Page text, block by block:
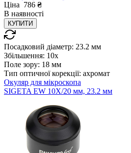
Ціна 786 ₴
В наявності
КУПИТИ
Посадковий діаметр: 23.2 мм
Збільшення: 10x
Поле зору: 18 мм
Тип оптичної корекції: ахромат
Окуляр для мікроскопа
SIGETA EW 10X/20 мм, 23.2 мм